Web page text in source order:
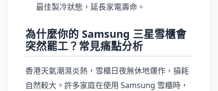
最佳製冷狀態，延長家電壽命。
為什麼你的 Samsung 三星雪櫃會
突然罷工？常見痛點分析
香港天氣潮濕炎熱，雪櫃日夜無休地運作，損耗
自然較大。許多家庭在使用 Samsung 雪櫃時，